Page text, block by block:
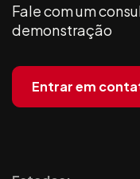
Fale com um
demonstração
Entrar em